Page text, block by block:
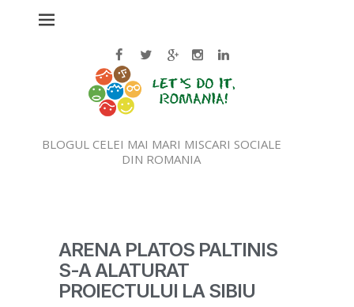
BLOGUL CELEI MAI MARI MISCARI SOCIALE
DIN ROMANIA
ARENA PLATOS PALTINIS
S-A ALATURAT
PROIECTULUI LA SIBIU